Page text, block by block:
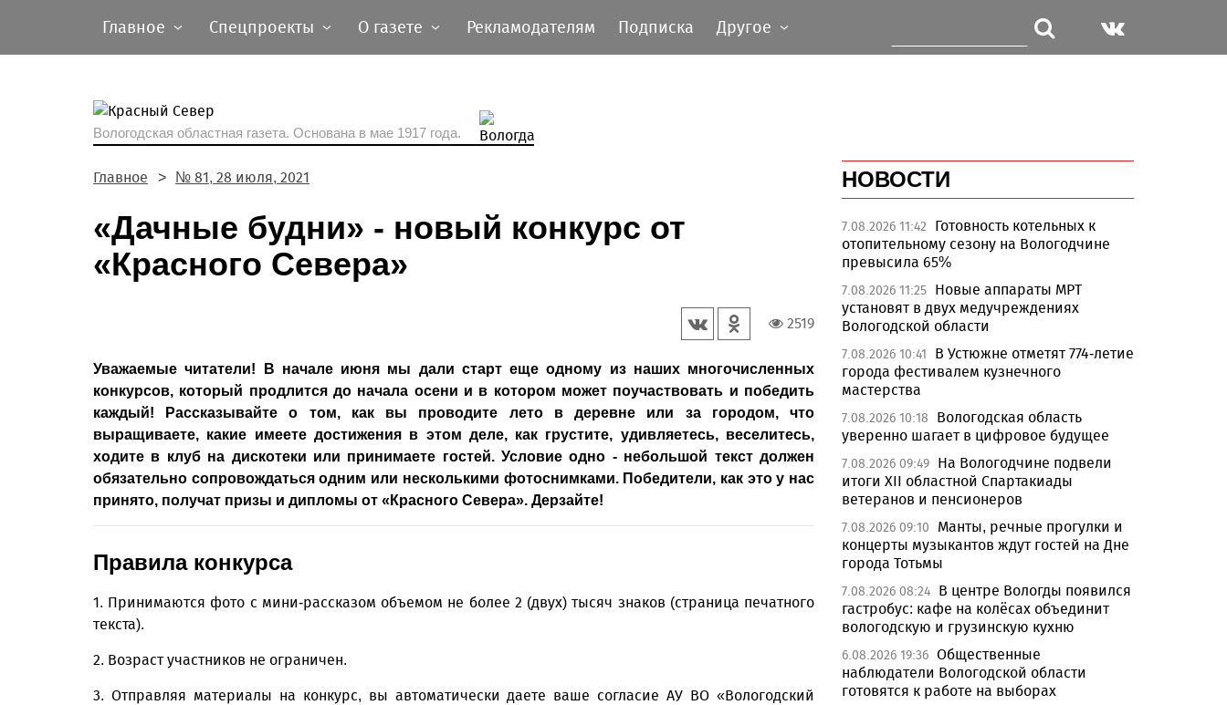
Главное Спецпроекты О газете Рекламодателям Подписка Другое
Вологодская областная газета. Основана в мае 1917 года.
Главное № 81, 28 июля, 2021
«Дачные будни» - новый конкурс от
«Красного Севера»
2519
Уважаемые читатели! В начале июня мы дали старт еще одному из наших многочисленных
конкурсов, который продлится до начала осени и в котором может поучаствовать и победить
каждый! Рассказывайте о том, как вы проводите лето в деревне или за городом, что
выращиваете, какие имеете достижения в этом деле, как грустите, удивляетесь, веселитесь,
ходите в клуб на дискотеки или принимаете гостей. Условие одно - небольшой текст должен
обязательно сопровождаться одним или несколькими фотоснимками. Победители, как это у нас
принято, получат призы и дипломы от «Красного Севера». Дерзайте!
Правила конкурса
1. Принимаются фото с мини-рассказом объемом не более 2 (двух) тысяч знаков (страница печатного
текста).
2. Возраст участников не ограничен.
3. Отправляя материалы на конкурс, вы автоматически даете ваше согласие АУ ВО «Вологодский
НОВОСТИ
7.08.2026 11:42
Готовность котельных к
отопительному сезону на Вологодчине
превысила 65%
7.08.2026 11:25 Новые аппараты МРТ
установят в двух медучреждениях
Вологодской области
7.08.2026 10:41
В Устюжне отметят 774-летие
города фестивалем кузнечного
мастерства
7.08.2026 10:18
Вологодская область
уверенно шагает в цифровое будущее
7.08.2026 09:49 На Вологодчине подвели
итоги XII областной Спартакиады
ветеранов и пенсионеров
7.08.2026 09:10
Манты, речные прогулки и
концерты музыкантов ждут гостей на Дне
города Тотьмы
7.08.2026 08:24 В центре Вологды появился
гастробус: кафе на колёсах объединит
вологодскую и грузинскую кухню
6.08.2026 19:36 Общественные
наблюдатели Вологодской области
готовятся к работе на выборах